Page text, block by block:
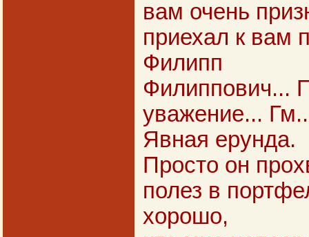
вам очень
приехал к вам
Филипп
Филиппович...
уважение...
Явная ерунда.
Просто он
полез в
хорошо,